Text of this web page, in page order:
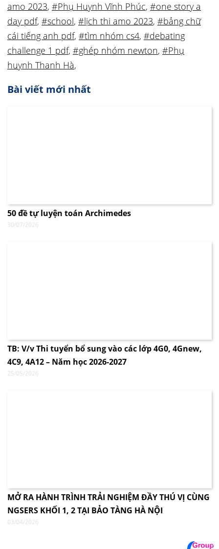
amo 2023, #Phụ Huynh Vĩnh Phúc, #one story a
day pdf, #school, #lịch thi amo 2023, #bảng chữ
cái tiếng anh pdf, #tìm nhóm cs4, #debating
challenge 1 pdf, #ghép nhóm newton, #Phụ
huynh Thanh Hà,
Bài viết mới nhất
50 đề tự luyện toán Archimedes
30/07/2026
TB: V/v Thi tuyển bổ sung vào các lớp 4G0, 4Gnew,
4C9, 4A12 – Năm học 2026-2027
25/05/2026
MỞ RA HÀNH TRÌNH TRẢI NGHIỆM ĐẦY THÚ VỊ CÙNG
NGSERS KHỐI 1, 2 TẠI BẢO TÀNG HÀ NỘI
03/04/2026